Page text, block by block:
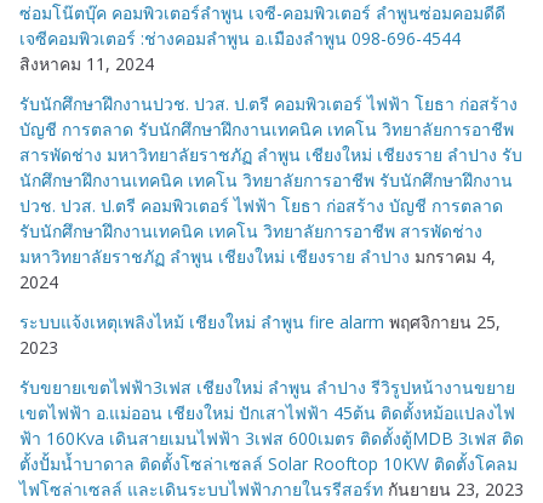
ซ่อมโน๊ตบุ๊ค คอมพิวเตอร์ลำพูน เจซี-คอมพิวเตอร์ ลำพูนซ่อมคอมดีดี
เจซีคอมพิวเตอร์ :ช่างคอมลำพูน อ.เมืองลำพูน 098-696-4544
สิงหาคม 11, 2024
รับนักศึกษาฝึกงานปวช. ปวส. ป.ตรี คอมพิวเตอร์ ไฟฟ้า โยธา ก่อสร้าง
บัญชี การตลาด รับนักศึกษาฝึกงานเทคนิค เทคโน วิทยาลัยการอาชีพ
สารพัดช่าง มหาวิทยาลัยราชภัฏ ลำพูน เชียงใหม่ เชียงราย ลำปาง รับ
นักศึกษาฝึกงานเทคนิค เทคโน วิทยาลัยการอาชีพ รับนักศึกษาฝึกงาน
ปวช. ปวส. ป.ตรี คอมพิวเตอร์ ไฟฟ้า โยธา ก่อสร้าง บัญชี การตลาด
รับนักศึกษาฝึกงานเทคนิค เทคโน วิทยาลัยการอาชีพ สารพัดช่าง
มหาวิทยาลัยราชภัฏ ลำพูน เชียงใหม่ เชียงราย ลำปาง มกราคม 4,
2024
ระบบแจ้งเหตุเพลิงไหม้ เชียงใหม่ ลำพูน fire alarm พฤศจิกายน 25,
2023
รับขยายเขตไฟฟ้า3เฟส เชียงใหม่ ลำพูน ลำปาง รีวิรูปหน้างานขยาย
เขตไฟฟ้า อ.แม่ออน เชียงใหม่ ปักเสาไฟฟ้า 45ต้น ติดตั้งหม้อแปลงไฟ
ฟ้า 160Kva เดินสายเมนไฟฟ้า 3เฟส 600เมตร ติดตั้งตู้MDB 3เฟส ติด
ตั้งปั้มน้ำบาดาล ติดตั้งโซล่าเซลล์ Solar Rooftop 10KW ติดตั้งโคลม
ไฟโซล่าเซลล์ และเดินระบบไฟฟ้าภายในรรีสอร์ท กันยายน 23, 2023